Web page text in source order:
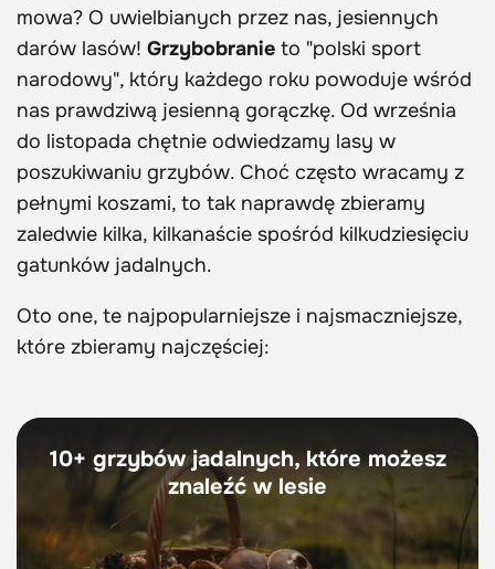
mowa? O uwielbianych przez nas, jesiennych
darów lasów! Grzybobranie to "polski sport
narodowy", który każdego roku powoduje wśród
nas prawdziwą jesienną gorączkę. Od września
do listopada chętnie odwiedzamy lasy w
poszukiwaniu grzybów. Choć często wracamy z
pełnymi koszami, to tak naprawdę zbieramy
zaledwie kilka, kilkanaście spośród kilkudziesięciu
gatunków jadalnych.
Oto one, te najpopularniejsze i najsmaczniejsze,
które zbieramy najczęściej:
10+ grzybów jadalnych, które możesz
znaleźć w lesie